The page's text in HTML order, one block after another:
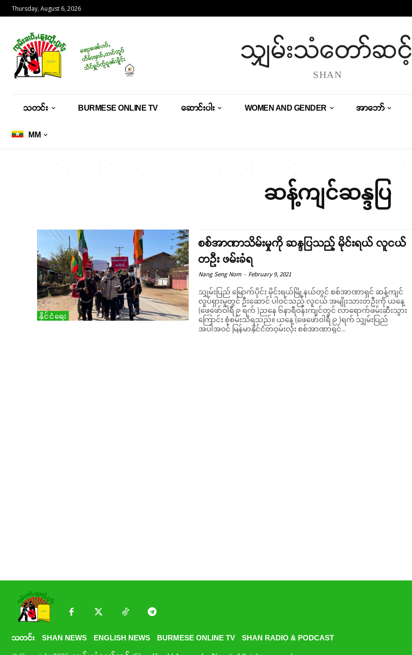
Support SHAN
Thursday, August 6, 2026
သျှမ်းသံတော်ဆင့်
SHAN
သတင်း BURMESE ONLINE TV ဆောင်းပါး WOMEN AND GENDER အာဘော်
MM
ဆန့်ကျင်ဆန္ဒပြ
နိုင်ငံရေး
စစ်အာဏာသိမ်းမှုကို ဆန္ဒပြသည့် မိုင်းရယ် လူငယ်
တဦး ဖမ်းခံရ
Nang Seng Nom - February 9, 2021
သျှမ်းပြည် မြောက်ပိုင်း မိုင်းရယ်မြို့နယ်တွင် စစ်အာဏာရှင် ဆန့်ကျင်
လှုပ်ရှားမှုတွင် ဦးဆောင် ပါဝင်သည့် လူငယ် အမျိုးသားတဦးကို ယနေ့
(ဖေဖော်ဝါရီ ၉ ရက် )ညနေ ၆နာရီဝန်းကျင်တွင် လာရောက်ဖမ်းဆီးသွား
ကြောင်း စုံစမ်းသိရသည်။ ယနေ့ (ဖေဖော်ဝါရီ ၉ )ရက် သျှမ်းပြည်
အပါအဝင် မြန်မာနိုင်ငံတဝှမ်းလုံး စစ်အာဏာရှင်...
သတင်း SHAN NEWS ENGLISH NEWS BURMESE ONLINE TV SHAN RADIO & PODCAST